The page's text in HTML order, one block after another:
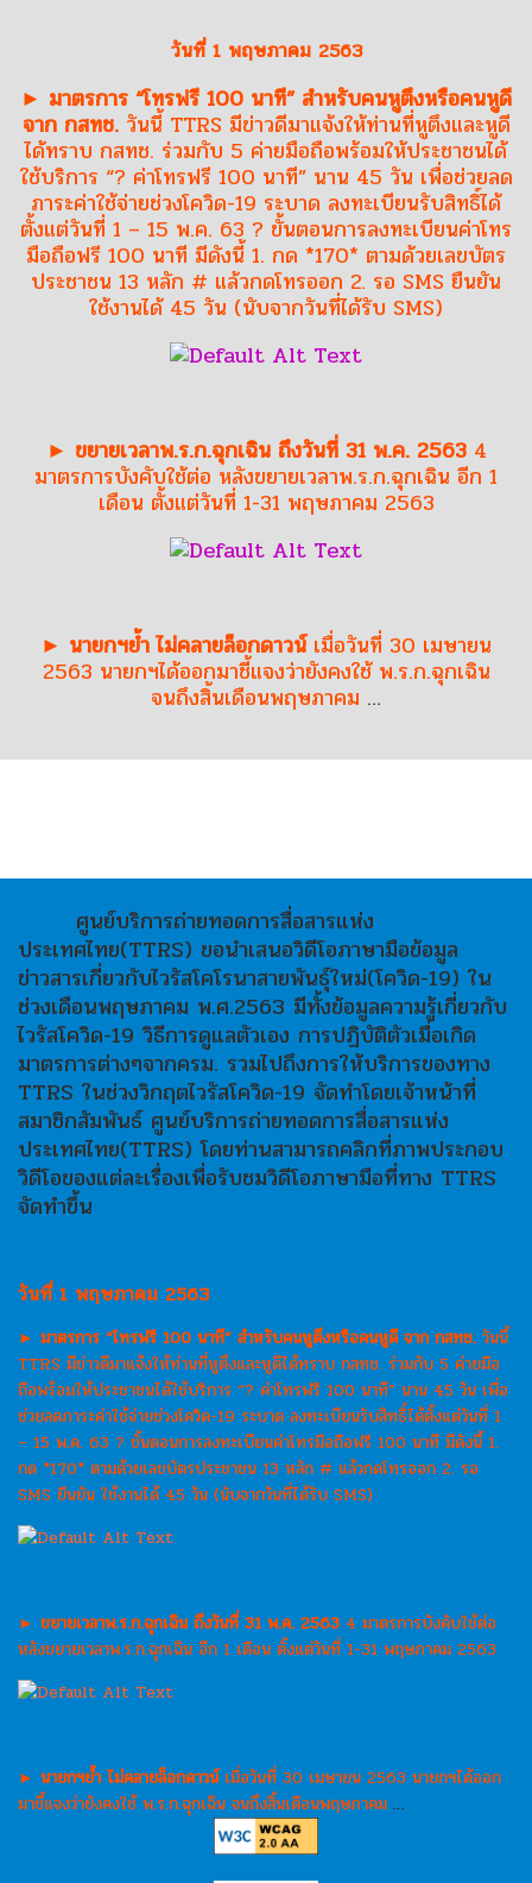
วันที่ 1 พฤษภาคม 2563
► มาตรการ “โทรฟรี 100 นาที” สำหรับคนหูตึงหรือคนหูดี
จาก กสทช. วันนี้ TTRS มีข่าวดีมาแจ้งให้ท่านที่หูตึงและหูดี
ได้ทราบ กสทช. ร่วมกับ 5 ค่ายมือถือพร้อมให้ประชาชนได้
ใช้บริการ “? ค่าโทรฟรี 100 นาที” นาน 45 วัน เพื่อช่วยลด
ภาระค่าใช้จ่ายช่วงโควิด-19 ระบาด ลงทะเบียนรับสิทธิ์ได้
ตั้งแต่วันที่ 1 – 15 พ.ค. 63 ? ขั้นตอนการลงทะเบียนค่าโทร
มือถือฟรี 100 นาที มีดังนี้ 1. กด *170* ตามด้วยเลขบัตร
ประชาชน 13 หลัก # แล้วกดโทรออก 2. รอ SMS ยืนยัน
ใช้งานได้ 45 วัน (นับจากวันที่ได้รับ SMS)
► ขยายเวลาพ.ร.ก.ฉุกเฉิน ถึงวันที่ 31 พ.ค. 2563 4
มาตรการบังคับใช้ต่อ หลังขยายเวลาพ.ร.ก.ฉุกเฉิน อีก 1
เดือน ตั้งแต่วันที่ 1-31 พฤษภาคม 2563
► นายกฯย้ำ ไม่คลายล็อกดาวน์ เมื่อวันที่ 30 เมษายน
2563 นายกฯได้ออกมาชี้แจงว่ายังคงใช้ พ.ร.ก.ฉุกเฉิน
จนถึงสิ้นเดือนพฤษภาคม …
ศูนย์บริการถ่ายทอดการสื่อสารแห่ง
ประเทศไทย(TTRS) ขอนำเสนอวิดีโอภาษามือข้อมูล
ข่าวสารเกี่ยวกับไวรัสโคโรนาสายพันธุ์ใหม่(โควิด-19) ใน
ช่วงเดือนพฤษภาคม พ.ศ.2563 มีทั้งข้อมูลความรู้เกี่ยวกับ
ไวรัสโควิด-19 วิธีการดูแลตัวเอง การปฏิบัติตัวเมื่อเกิด
มาตรการต่างๆจากครม. รวมไปถึงการให้บริการของทาง
TTRS ในช่วงวิกฤตไวรัสโควิด-19 จัดทำโดยเจ้าหน้าที่
สมาชิกสัมพันธ์ ศูนย์บริการถ่ายทอดการสื่อสารแห่ง
ประเทศไทย(TTRS) โดยท่านสามารถคลิกที่ภาพประกอบ
วิดีโอของแต่ละเรื่องเพื่อรับชมวิดีโอภาษามือที่ทาง TTRS
จัดทำขึ้น
วันที่ 1 พฤษภาคม 2563
► มาตรการ “โทรฟรี 100 นาที” สำหรับคนหูตึงหรือคนหูดี จาก กสทช. วันนี้
TTRS มีข่าวดีมาแจ้งให้ท่านที่หูตึงและหูดีได้ทราบ กสทช. ร่วมกับ 5 ค่ายมือ
ถือพร้อมให้ประชาชนได้ใช้บริการ “? ค่าโทรฟรี 100 นาที” นาน 45 วัน เพื่อ
ช่วยลดภาระค่าใช้จ่ายช่วงโควิด-19 ระบาด ลงทะเบียนรับสิทธิ์ได้ตั้งแต่วันที่ 1
– 15 พ.ค. 63 ? ขั้นตอนการลงทะเบียนค่าโทรมือถือฟรี 100 นาที มีดังนี้ 1.
กด *170* ตามด้วยเลขบัตรประชาชน 13 หลัก # แล้วกดโทรออก 2. รอ
SMS ยืนยัน ใช้งานได้ 45 วัน (นับจากวันที่ได้รับ SMS)
► ขยายเวลาพ.ร.ก.ฉุกเฉิน ถึงวันที่ 31 พ.ค. 2563 4 มาตรการบังคับใช้ต่อ
หลังขยายเวลาพ.ร.ก.ฉุกเฉิน อีก 1 เดือน ตั้งแต่วันที่ 1-31 พฤษภาคม 2563
► นายกฯย้ำ ไม่คลายล็อกดาวน์ เมื่อวันที่ 30 เมษายน 2563 นายกฯได้ออก
มาชี้แจงว่ายังคงใช้ พ.ร.ก.ฉุกเฉิน จนถึงสิ้นเดือนพฤษภาคม …